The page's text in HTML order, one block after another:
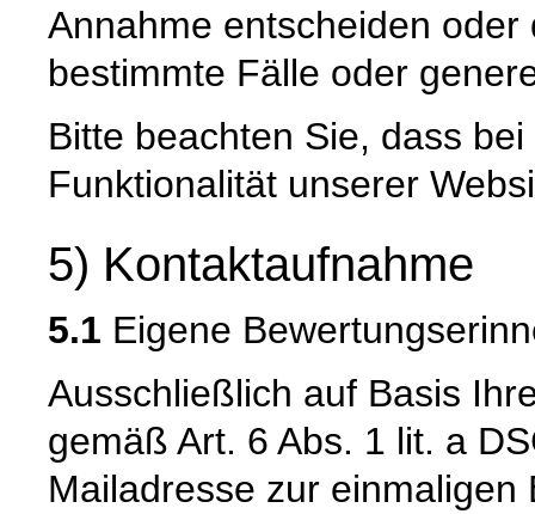
Annahme entscheiden
bestimmte Fälle oder
Bitte beachten Sie, dass
Funktionalität unserer
5) Kontaktaufnahme
5.1 Eigene
Ausschließlich auf Basis
gemäß Art. 6 Abs. 1 lit. a
Mailadresse zur